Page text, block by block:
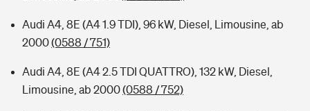
Audi A4, 8E (A4 1.9 TDI), 96 kW, Diesel, Limousine, ab
2000(0588 / 751)
Audi A4, 8E (A4 2.5 TDI QUATTRO), 132 kW, Diesel,
Limousine, ab 2000(0588 / 752)